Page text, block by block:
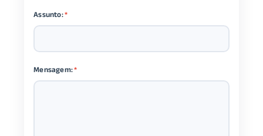
Assunto:*
Mensagem:*